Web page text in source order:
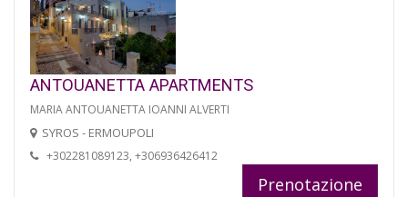
ANTOUANETTA APARTMENTS
MARIA ANTOUANETTA IOANNI ALVERTI
SYROS - ERMOUPOLI
+302281089123, +306936426412
Prenotazione